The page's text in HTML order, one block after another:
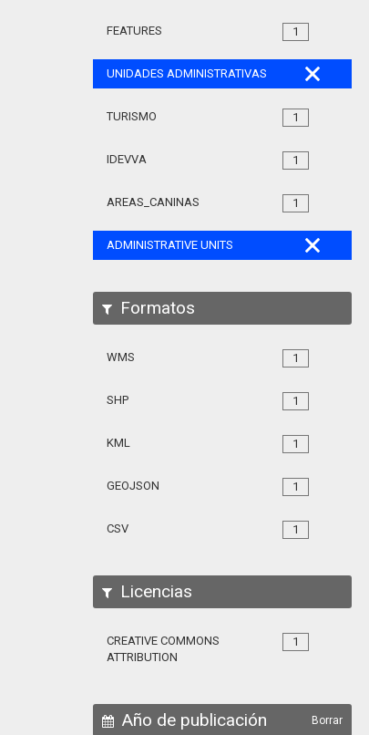
1
FEATURES
UNIDADES ADMINISTRATIVAS
1
TURISMO
1
IDEVVA
1
AREAS_CANINAS
ADMINISTRATIVE UNITS
Formatos
1
WMS
1
SHP
1
KML
1
GEOJSON
1
CSV
Licencias
1
CREATIVE COMMONS
ATTRIBUTION
Año de publicación Borrar